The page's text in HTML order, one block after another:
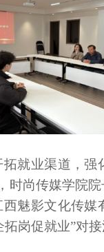
拓就业渠道，
时尚传媒学院
魅影文化传
岗促就业”对